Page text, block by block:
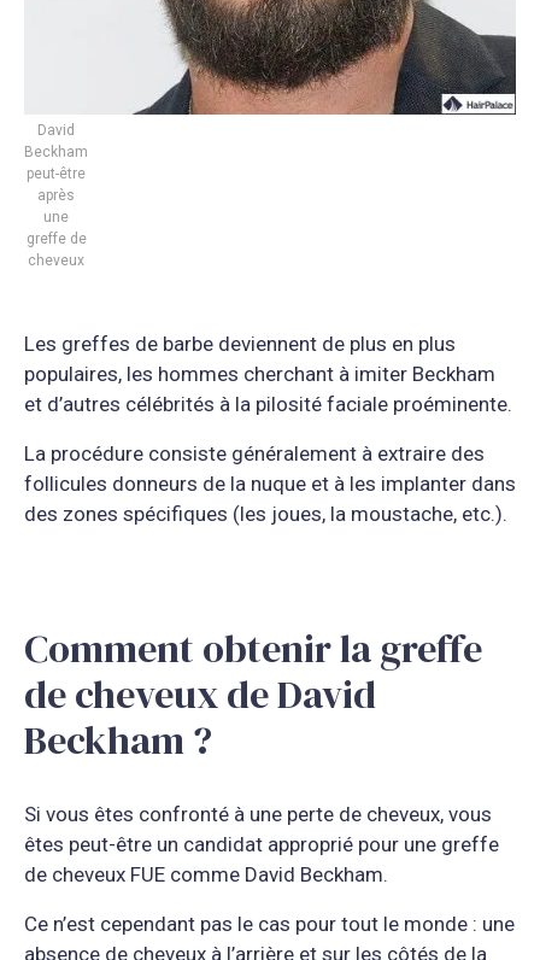
David
Beckham
peut-être
après
une
greffe de
cheveux
Les greffes de barbe deviennent de plus en plus
populaires, les hommes cherchant à imiter Beckham
et d’autres célébrités à la pilosité faciale proéminente.
La procédure consiste généralement à extraire des
follicules donneurs de la nuque et à les implanter dans
des zones spécifiques (les joues, la moustache, etc.).
Comment obtenir la greffe
de cheveux de David
Beckham ?
Si vous êtes confronté à une perte de cheveux, vous
êtes peut-être un candidat approprié pour une greffe
de cheveux FUE comme David Beckham.
Ce n’est cependant pas le cas pour tout le monde : une
absence de cheveux à l’arrière et sur les côtés de la